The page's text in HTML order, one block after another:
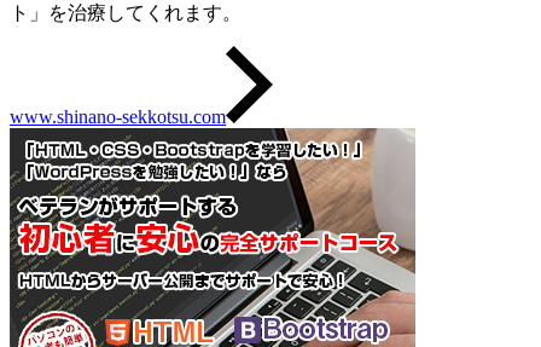
ト」を治療してくれます。
www.shinano-sekkotsu.com